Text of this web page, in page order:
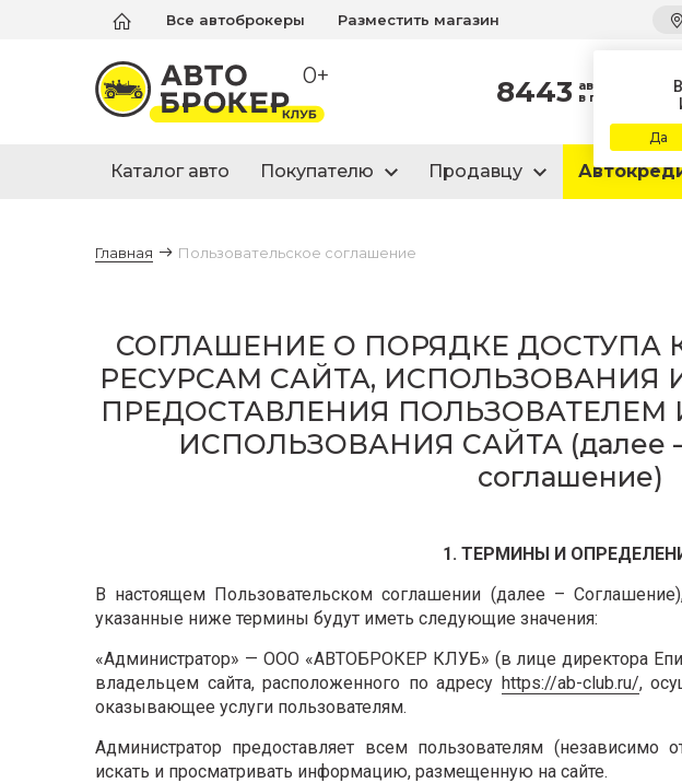
Все автоброкеры Разместить магазин
Да
0+ 8443 автомобиля
в продаже
Каталог авто Покупателю Продавцу
Главная Пользовательское соглашение
СОГЛАШЕНИЕ О ПОРЯДКЕ
РЕСУРСАМ САЙТА,
ПРЕДОСТАВЛЕНИЯ
ИСПОЛЬЗОВАНИЯ САЙТА (далее –
соглашение)
1. ТЕРМИНЫ И
В настоящем Пользовательском соглашении (далее –
указанные ниже термины будут иметь следующие значения:
«Администратор» — ООО «АВТОБРОКЕР КЛУБ» (в лице директора
владельцем сайта, расположенного по адресу https://ab-club.ru/,
оказывающее услуги пользователям.
Администратор предоставляет всем пользователям (независимо
искать и просматривать информацию, размещенную на сайте.